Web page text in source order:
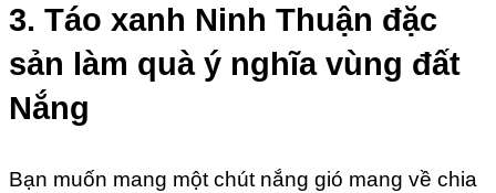
3. Táo xanh Ninh Thuận đặc
sản làm quà ý nghĩa vùng đất
Nắng
Bạn muốn mang một chút nắng gió mang về chia